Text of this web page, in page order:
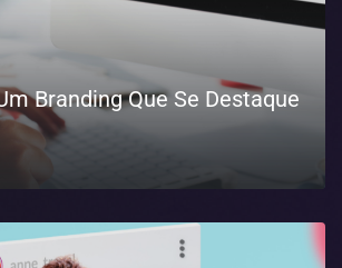
Branding Que Se Destaque